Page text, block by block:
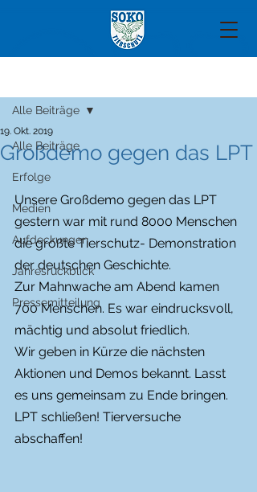
Alle Beiträge
Erfolge
Medien
Aufdeckungen
Jahresrückblick
Pressemitteilung
Alle Beiträge
Großdemo gegen das LPT
19. Okt. 2019
Unsere Großdemo gegen das LPT
gestern war mit rund 8000 Menschen
die größte Tierschutz- Demonstration
der deutschen Geschichte.
Zur Mahnwache am Abend kamen
700 Menschen. Es war eindrucksvoll,
mächtig und absolut friedlich.
Wir geben in Kürze die nächsten
Aktionen und Demos bekannt. Lasst
es uns gemeinsam zu Ende bringen.
LPT schließen! Tierversuche
abschaffen!